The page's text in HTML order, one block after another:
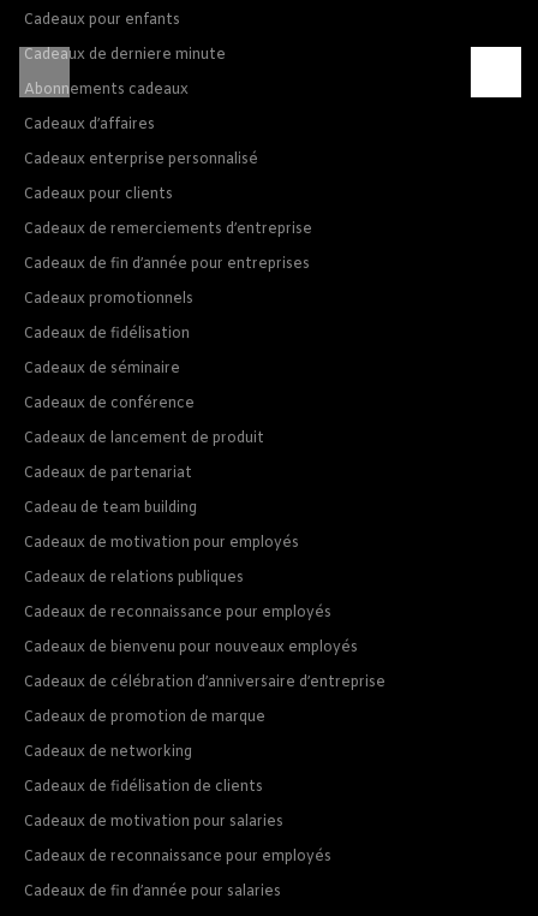
Cadeaux pour enfants
Cadeaux de derniere minute
Abonnements cadeaux
Cadeaux d’affaires
Cadeaux enterprise personnalisé
Cadeaux pour clients
Cadeaux de remerciements d’entreprise
Cadeaux de fin d’année pour entreprises
Cadeaux promotionnels
Cadeaux de fidélisation
Cadeaux de séminaire
Cadeaux de conférence
Cadeaux de lancement de produit
Cadeaux de partenariat
Cadeau de team building
Cadeaux de motivation pour employés
Cadeaux de relations publiques
Cadeaux de reconnaissance pour employés
Cadeaux de bienvenu pour nouveaux employés
Cadeaux de célébration d’anniversaire d’entreprise
Cadeaux de promotion de marque
Cadeaux de networking
Cadeaux de fidélisation de clients
Cadeaux de motivation pour salaries
Cadeaux de reconnaissance pour employés
Cadeaux de fin d’année pour salaries